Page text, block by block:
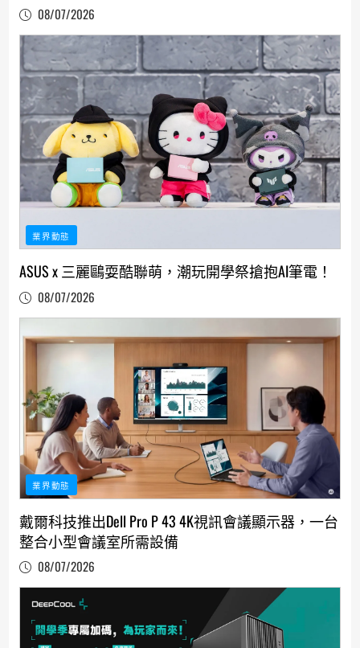
08/07/2026
業界動態
ASUS x 三麗鷗耍酷聯萌，潮玩開學祭搶抱AI筆電！
08/07/2026
業界動態
戴爾科技推出Dell Pro P 43 4K視訊會議顯示器，一台
整合小型會議室所需設備
08/07/2026